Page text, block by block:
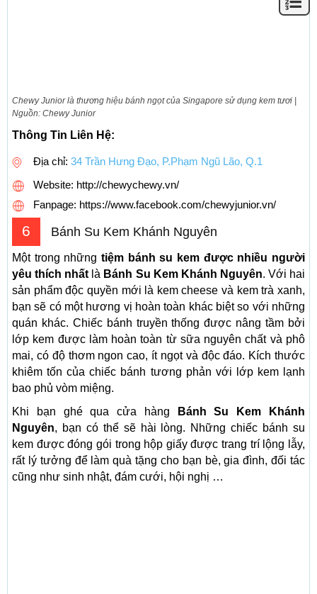
Chewy Junior là thương hiệu bánh ngọt của Singapore sử dụng kem tươi |
Nguồn: Chewy Junior
Thông Tin Liên Hệ:
Địa chỉ: 34 Trần Hưng Đạo, P.Phạm Ngũ Lão, Q.1
Website: http://chewychewy.vn/
Fanpage: https://www.facebook.com/chewyjunior.vn/
6 Bánh Su Kem Khánh Nguyên
Một trong những tiệm bánh su kem được nhiều người
yêu thích nhất là Bánh Su Kem Khánh Nguyên. Với hai
sản phẩm độc quyền mới là kem cheese và kem trà xanh,
bạn sẽ có một hương vị hoàn toàn khác biệt so với những
quán khác. Chiếc bánh truyền thống được nâng tầm bởi
lớp kem được làm hoàn toàn từ sữa nguyên chất và phô
mai, có độ thơm ngon cao, ít ngọt và độc đáo. Kích thước
khiêm tốn của chiếc bánh tương phản với lớp kem lạnh
bao phủ vòm miệng.
Khi bạn ghé qua cửa hàng
Bánh Su Kem Khánh
Nguyên, bạn có thể sẽ hài lòng. Những chiếc bánh su
kem được đóng gói trong hộp giấy được trang trí lộng lẫy,
rất lý tưởng để làm quà tặng cho bạn bè, gia đình, đối tác
cũng như sinh nhật, đám cưới, hội nghị …